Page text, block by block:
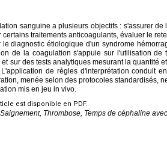
sanguine a plusieurs objectifs : s'assurer
traitements anticoagulants, évaluer le
le diagnostic étiologique d'un syndrome
de la coagulation s'appuie sur l'utilisation de
sur des tests analytiques mesurant la quantité
de règles d'interprétation conduit
menée selon des protocoles standardisés,
mis en jeu in vivo.
est disponible en PDF.
Thrombose, Temps de céphaline